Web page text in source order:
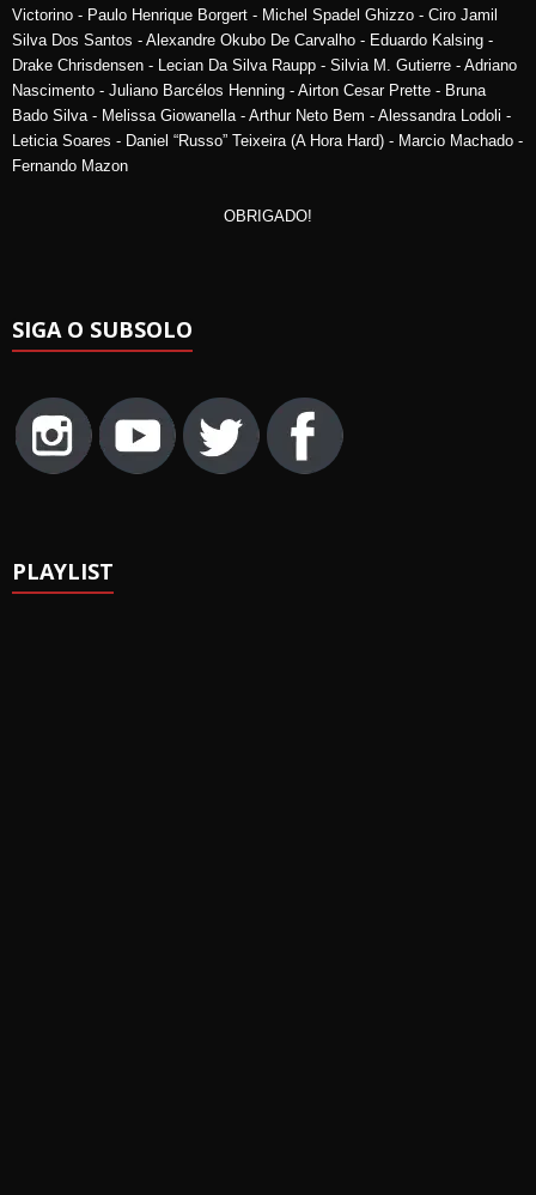
Victorino - Paulo Henrique Borgert - Michel Spadel Ghizzo - Ciro Jamil
Silva Dos Santos - Alexandre Okubo De Carvalho - Eduardo Kalsing -
Drake Chrisdensen - Lecian Da Silva Raupp - Silvia M. Gutierre - Adriano
Nascimento - Juliano Barcélos Henning - Airton Cesar Prette - Bruna
Bado Silva - Melissa Giowanella - Arthur Neto Bem - Alessandra Lodoli -
Leticia Soares - Daniel “Russo” Teixeira (A Hora Hard) - Marcio Machado -
Fernando Mazon
OBRIGADO!
SIGA O SUBSOLO
PLAYLIST